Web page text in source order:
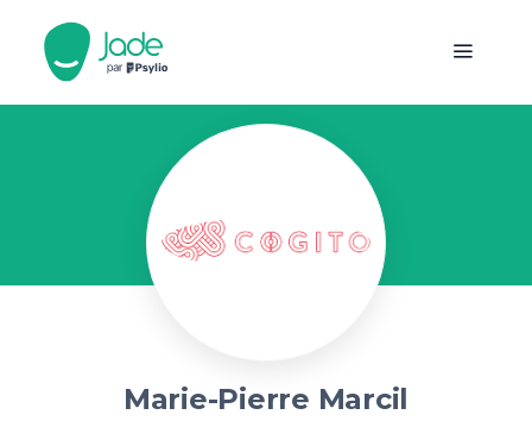
Marie-Pierre Marcil